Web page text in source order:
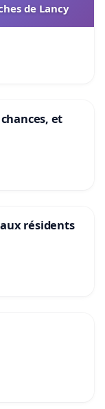
de Lancy
et
résidents